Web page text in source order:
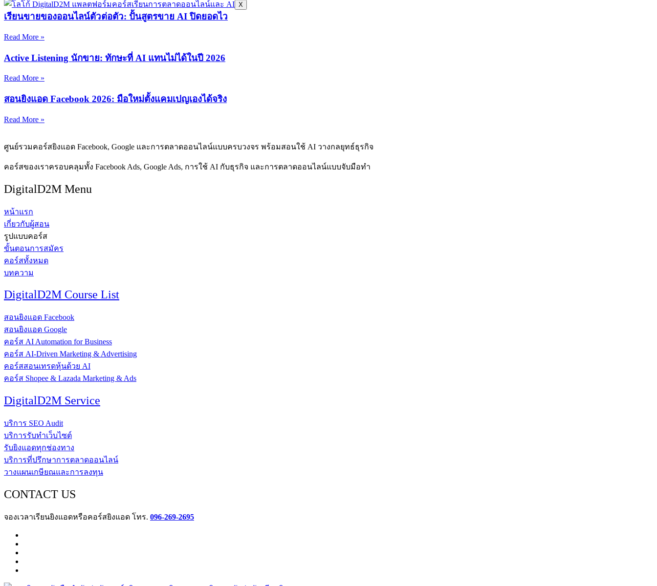
X
เรียนขายของออนไลน์ตัวต่อตัว: ปั้นสูตรขาย AI ปิดยอดไว
Read More »
Active Listening นักขาย: ทักษะที่ AI แทนไม่ได้ในปี 2026
Read More »
สอนยิงแอด Facebook 2026: มือใหม่ตั้งแคมเปญเองได้จริง
Read More »
ศูนย์รวมคอร์สยิงแอด Facebook, Google และการตลาดออนไลน์แบบครบวงจร พร้อมสอนใช้ AI วางกลยุทธ์ธุรกิจ
คอร์สของเราครอบคลุมทั้ง Facebook Ads, Google Ads, การใช้ AI กับธุรกิจ และการตลาดออนไลน์แบบจับมือทำ
DigitalD2M Menu
หน้าแรก
เกี่ยวกับผู้สอน
รูปแบบคอร์ส
ขั้นตอนการสมัคร
คอร์สทั้งหมด
บทความ
DigitalD2M Course List
สอนยิงแอด Facebook
สอนยิงแอด Google
คอร์ส AI Automation for Business
คอร์ส AI-Driven Marketing & Advertising
คอร์สสอนเทรดหุ้นด้วย AI
คอร์ส Shopee & Lazada Marketing & Ads
DigitalD2M Service
บริการ SEO Audit
บริการรับทำเว็บไซต์
รับยิงแอดทุกช่องทาง
บริการที่ปรึกษาการตลาดออนไลน์
วางแผนเกษียณและการลงทุน
CONTACT US
จองเวลาเรียนยิงแอดหรือคอร์สยิงแอด โทร. 096-269-2695